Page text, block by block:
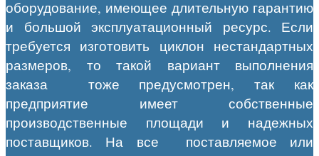
оборудование, имеющее длительную гарантию
и большой эксплуатационный ресурс. Если
требуется изготовить циклон нестандартных
размеров, то такой вариант выполнения
заказа тоже предусмотрен, так как
предприятие имеет собственные
производственные площади и надежных
поставщиков. На все поставляемое или